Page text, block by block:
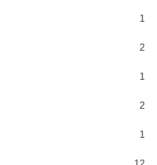
1
2
1
2
1